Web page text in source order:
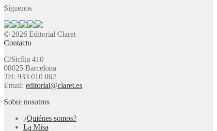
Síguenos
© 2026 Editorial Claret
Contacto
C/Sicília 410
08025 Barcelona
Tel: 933 010 062
Email: editorial@claret.es
Sobre nosotros
¿Quiénes somos?
La Misa